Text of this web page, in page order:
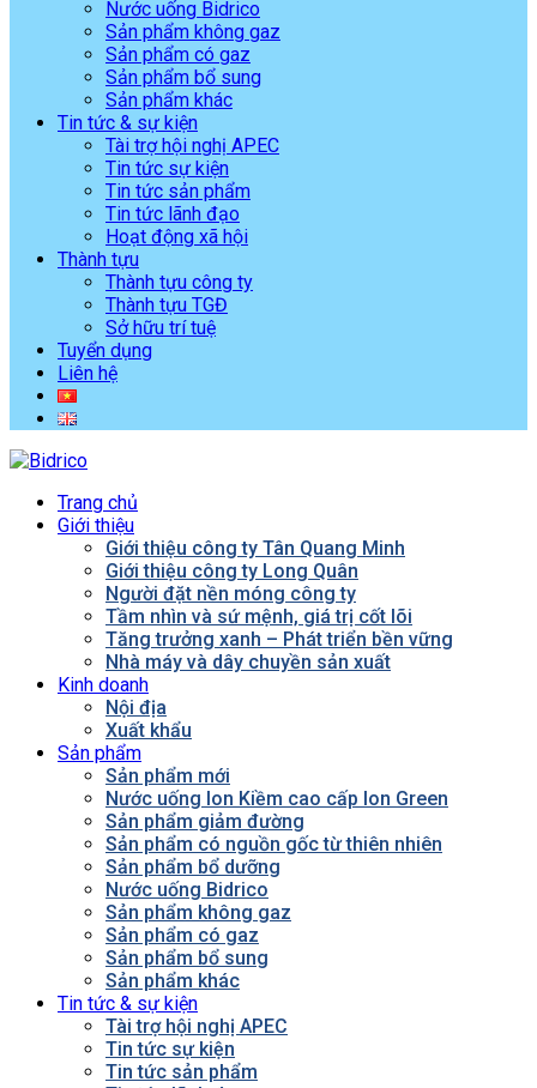
Nước uống Bidrico
Sản phẩm không gaz
Sản phẩm có gaz
Sản phẩm bổ sung
Sản phẩm khác
Tin tức & sự kiện
Tài trợ hội nghị APEC
Tin tức sự kiện
Tin tức sản phẩm
Tin tức lãnh đạo
Hoạt động xã hội
Thành tựu
Thành tựu công ty
Thành tựu TGĐ
Sở hữu trí tuệ
Tuyển dụng
Liên hệ
Trang chủ
Giới thiệu
Giới thiệu công ty Tân Quang Minh
Giới thiệu công ty Long Quân
Người đặt nền móng công ty
Tầm nhìn và sứ mệnh, giá trị cốt lõi
Tăng trưởng xanh – Phát triển bền vững
Nhà máy và dây chuyền sản xuất
Kinh doanh
Nội địa
Xuất khẩu
Sản phẩm
Sản phẩm mới
Nước uống Ion Kiềm cao cấp Ion Green
Sản phẩm giảm đường
Sản phẩm có nguồn gốc từ thiên nhiên
Sản phẩm bổ dưỡng
Nước uống Bidrico
Sản phẩm không gaz
Sản phẩm có gaz
Sản phẩm bổ sung
Sản phẩm khác
Tin tức & sự kiện
Tài trợ hội nghị APEC
Tin tức sự kiện
Tin tức sản phẩm